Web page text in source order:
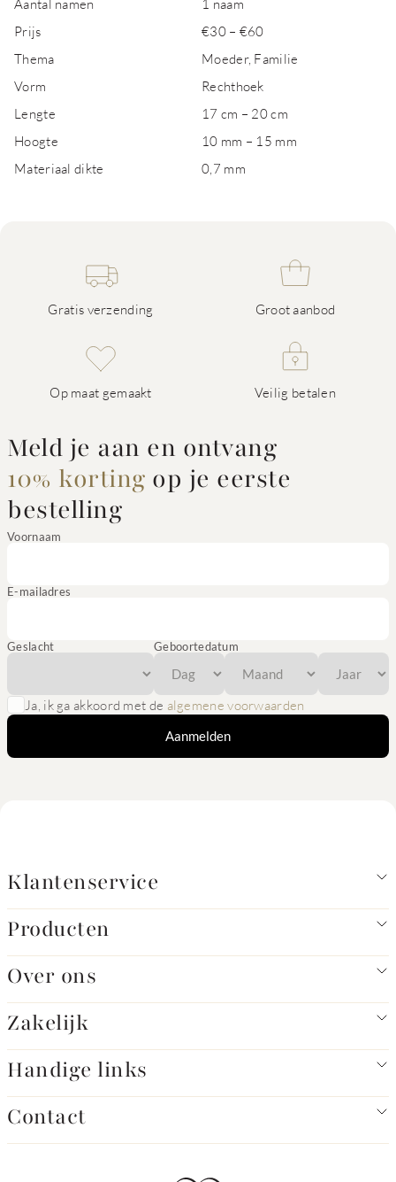
Aantal namen
1 naam
Prijs
€30 – €60
Thema
Moeder, Familie
Vorm
Rechthoek
Lengte
17 cm – 20 cm
Hoogte
10 mm – 15 mm
Materiaal dikte
0,7 mm
Gratis verzending Groot aanbod
Op maat gemaakt Veilig betalen
Meld je aan en ontvang
10% korting op je eerste
bestelling
Voornaam
E-mailadres
Geslacht Geboortedatum
Ja, ik ga akkoord met de algemene voorwaarden
Aanmelden
Klantenservice
Producten
Over ons
Zakelijk
Handige links
Contact